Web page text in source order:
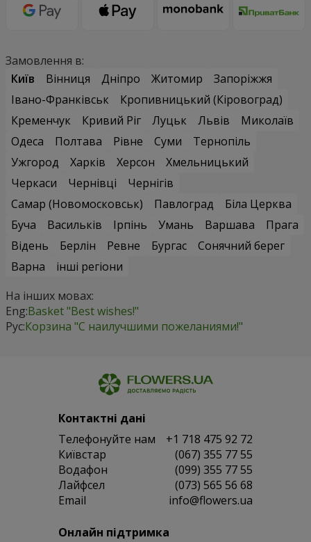
Замовлення в:
Київ
Вінниця Дніпро Житомир
Запоріжжя
Івано-Франківськ
Кропивницький (Кіровоград)
Кременчук
Кривий Ріг Луцьк Львів
Миколаїв
Одеса
Полтава Рівне Суми
Тернопіль
Ужгород
Харків Херсон
Хмельницький
Черкаси
Чернівці
Чернігів
Самар (Новомосковськ)
Павлоград
Біла Церква
Буча
Васильків Ірпінь Умань Варшава
Прага
Відень
Берлін Ревне Бургас
Сонячний берег
Варна
інші регіони
На інших мовах:
Eng:Basket "Best wishes!"
Рус:Корзина "С наилучшими пожеланиями!"
Контактні дані
Телефонуйте нам
+1 718 475 92 72
Київстар
(067) 355 77 55
Водафон
(099) 355 77 55
Лайфсел
(073) 565 56 68
Email
info@flowers.ua
Онлайн підтримка